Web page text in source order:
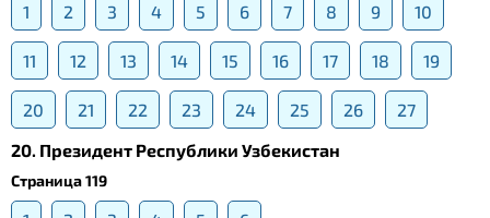
1 2 3 4 5 6 7 8 9 10
11 12 13 14 15 16 17 18 19
20 21 22 23 24 25 26
27
20. Президент Республики Узбекистан
Страница 119